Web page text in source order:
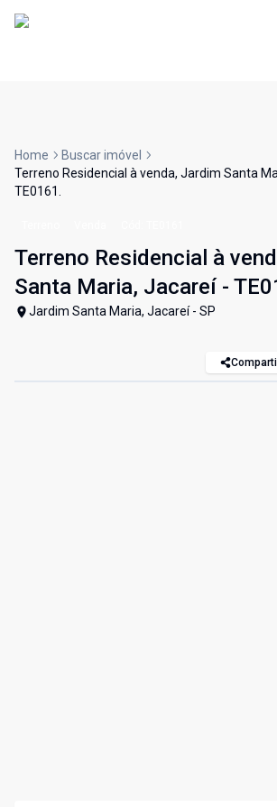
Home
Buscar imóvel
Terreno Residencial à venda, Jardim Santa
TE0161.
Terreno Residencial à
Santa Maria, Jacareí -
Jardim Santa Maria, Jacareí - SP